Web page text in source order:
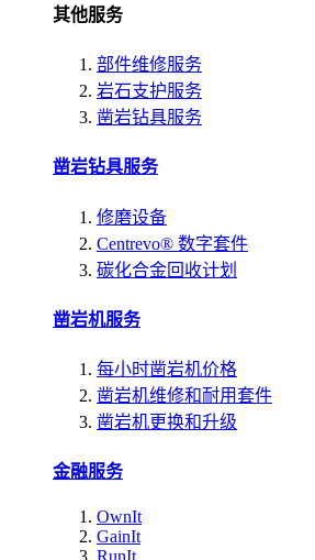
其他服务
部件维修服务
岩石支护服务
凿岩钻具服务
凿岩钻具服务
修磨设备
Centrevo® 数字套件
碳化合金回收计划
凿岩机服务
每小时凿岩机价格
凿岩机维修和耐用套件
凿岩机更换和升级
金融服务
OwnIt
GainIt
RunIt